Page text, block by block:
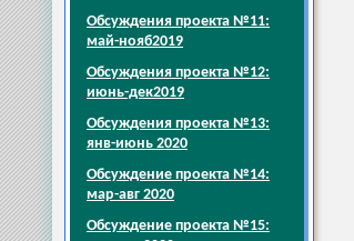
Обсуждения проекта №11:
май-нояб2019
Обсуждения проекта №12:
июнь-дек2019
Обсуждения проекта №13:
янв-июнь 2020
Обсуждение проекта №14:
мар-авг 2020
Обсуждение проекта №15: